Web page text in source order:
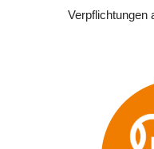
Verpflichtungen